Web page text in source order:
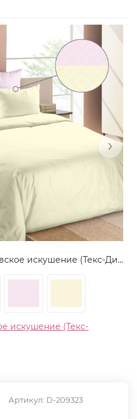
Постельное белье Королевское искушение (Текс-Дизайн) "Садовый нарцисс", евро, перкаль, на молнии (4276ЧН661251)
›
искушение (Текс-
Артикул: D-209323